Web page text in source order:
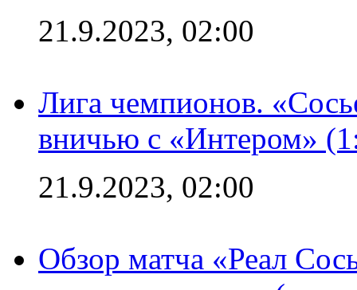
21.9.2023, 02:00
Лига чемпионов.
вничью с «Интером»
21.9.2023, 02:00
Обзор матча «Реал